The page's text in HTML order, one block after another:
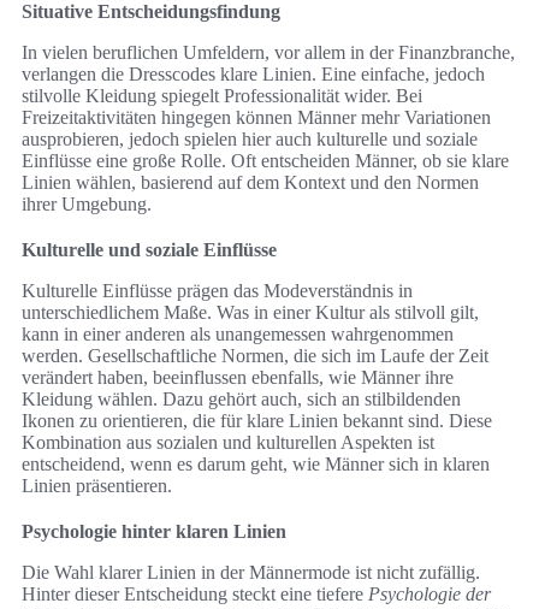
Situative Entscheidungsfindung
In vielen beruflichen Umfeldern, vor allem in der Finanzbranche,
verlangen die Dresscodes klare Linien. Eine einfache, jedoch
stilvolle Kleidung spiegelt Professionalität wider. Bei
Freizeitaktivitäten hingegen können Männer mehr Variationen
ausprobieren, jedoch spielen hier auch kulturelle und soziale
Einflüsse eine große Rolle. Oft entscheiden Männer, ob sie klare
Linien wählen, basierend auf dem Kontext und den Normen
ihrer Umgebung.
Kulturelle und soziale Einflüsse
Kulturelle Einflüsse prägen das Modeverständnis in
unterschiedlichem Maße. Was in einer Kultur als stilvoll gilt,
kann in einer anderen als unangemessen wahrgenommen
werden. Gesellschaftliche Normen, die sich im Laufe der Zeit
verändert haben, beeinflussen ebenfalls, wie Männer ihre
Kleidung wählen. Dazu gehört auch, sich an stilbildenden
Ikonen zu orientieren, die für klare Linien bekannt sind. Diese
Kombination aus sozialen und kulturellen Aspekten ist
entscheidend, wenn es darum geht, wie Männer sich in klaren
Linien präsentieren.
Psychologie hinter klaren Linien
Die Wahl klarer Linien in der Männermode ist nicht zufällig.
Hinter dieser Entscheidung steckt eine tiefere Psychologie der